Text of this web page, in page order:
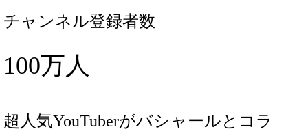
チャンネル登録者数
100万人
超人気YouTuberがバシャールとコラ